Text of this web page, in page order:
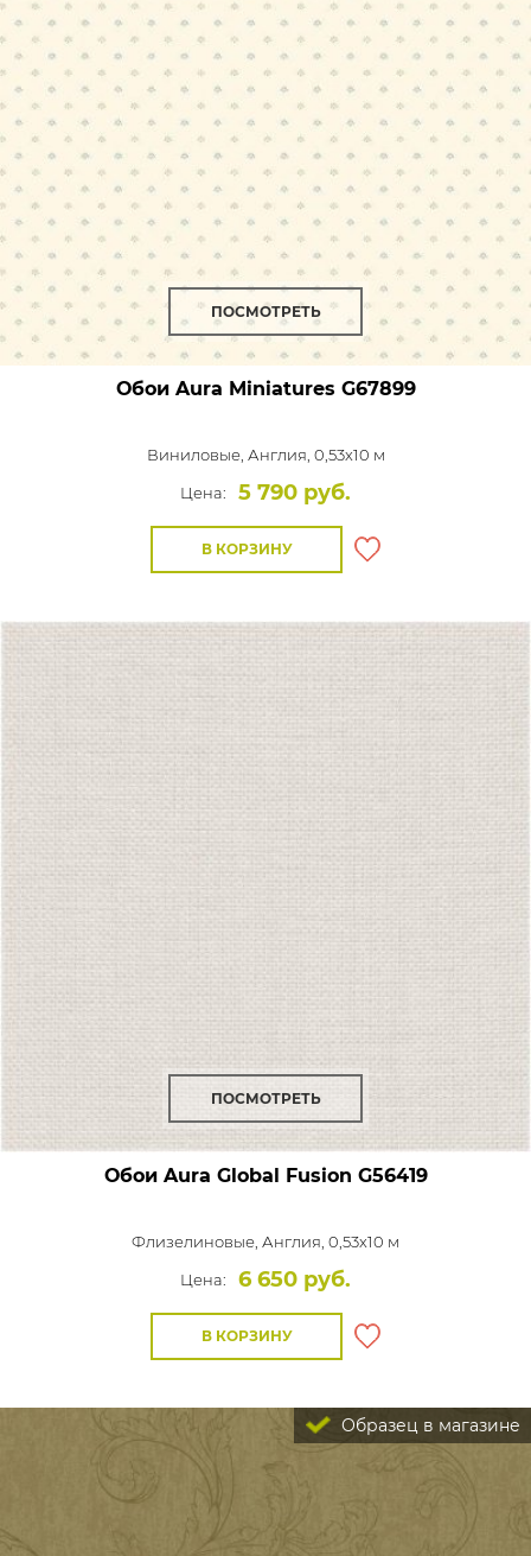
ПОСМОТРЕТЬ
Обои Aura Miniatures G67899
Виниловые, Англия, 0,53x10 м
Цена:
5 790 руб.
В КОРЗИНУ
ПОСМОТРЕТЬ
Обои Aura Global Fusion G56419
Флизелиновые, Англия, 0,53x10 м
Цена:
6 650 руб.
В КОРЗИНУ
Образец в магазине